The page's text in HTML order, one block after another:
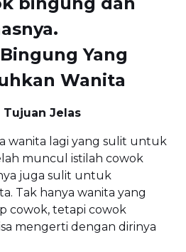
Yang
Wanita
Tujuan Jelas
wanita lagi yang sulit untuk
muncul istilah cowok
juga sulit untuk
Tak hanya wanita yang
cowok, tetapi cowok
mengerti dengan dirinya